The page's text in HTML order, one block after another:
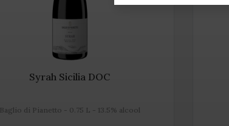
Syrah Sicilia DOC
Baglio di Pianetto - 0.75 L - 13.5% alcool